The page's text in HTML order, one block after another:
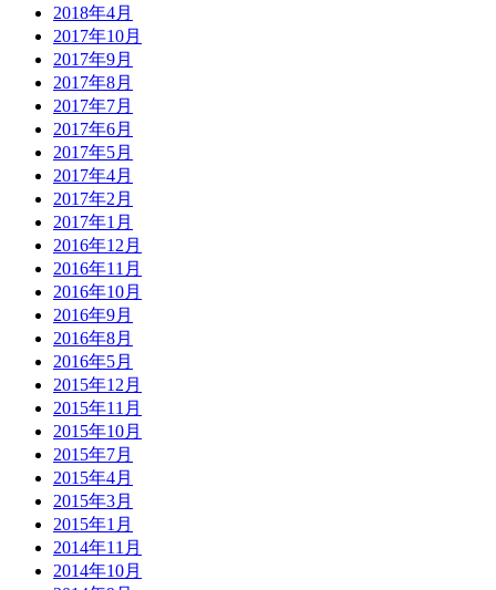
2018年4月
2017年10月
2017年9月
2017年8月
2017年7月
2017年6月
2017年5月
2017年4月
2017年2月
2017年1月
2016年12月
2016年11月
2016年10月
2016年9月
2016年8月
2016年5月
2015年12月
2015年11月
2015年10月
2015年7月
2015年4月
2015年3月
2015年1月
2014年11月
2014年10月